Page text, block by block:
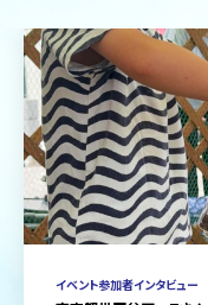
イベント参加者インタビュー